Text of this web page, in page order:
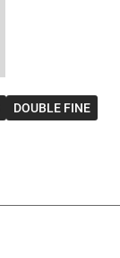
DOUBLE FINE